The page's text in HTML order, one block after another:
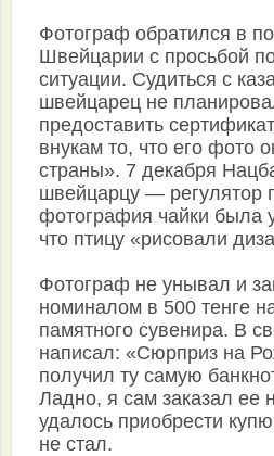
Фотограф обратился в
Швейцарии с просьбой
ситуации. Судиться с
швейцарец не
предоставить
внукам то, что его фото
страны». 7 декабря
швейцарцу — регулятор
фотография чайки была
что птицу «рисовали
Фотограф не унывал и
номиналом в 500 тенге
памятного сувенира. В
написал: «Сюрприз на
получил ту самую
Ладно, я сам заказал ее
удалось приобрести
не стал.